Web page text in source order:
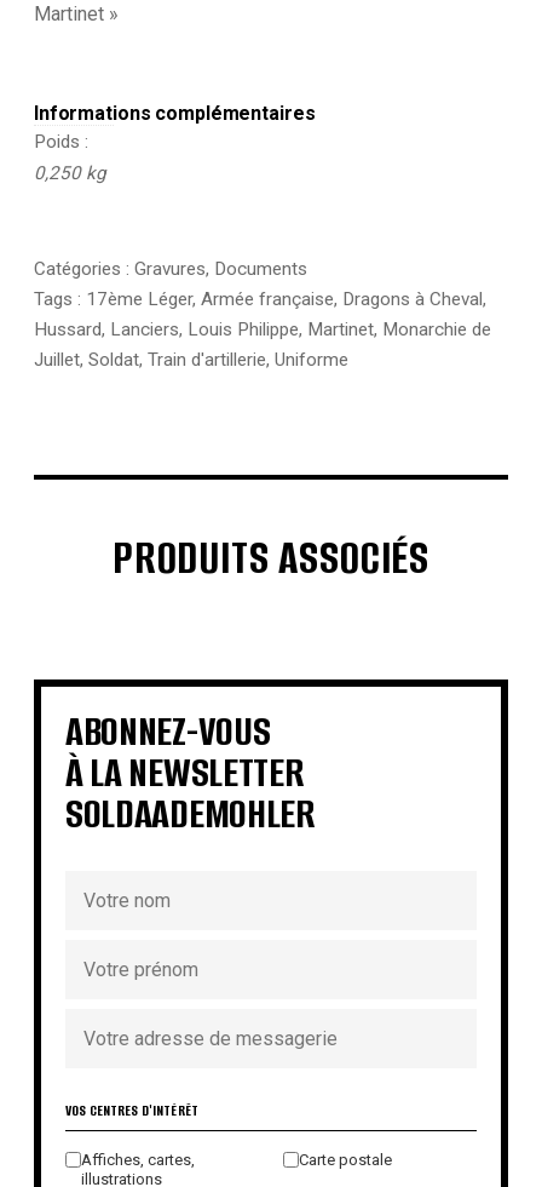
Martinet »
Informations complémentaires
Poids
0,250 kg
Catégories : Gravures, Documents
Tags : 17ème Léger, Armée française, Dragons à Cheval,
Hussard, Lanciers, Louis Philippe, Martinet, Monarchie de
Juillet, Soldat, Train d'artillerie, Uniforme
PRODUITS ASSOCIÉS
€ €
€ € €
€ €
ABONNEZ-VOUS
À LA NEWSLETTER
SOLDAADEMOHLER
VOS CENTRES D'INTÉRÊT
Affiches, cartes,
illustrations
Carte postale